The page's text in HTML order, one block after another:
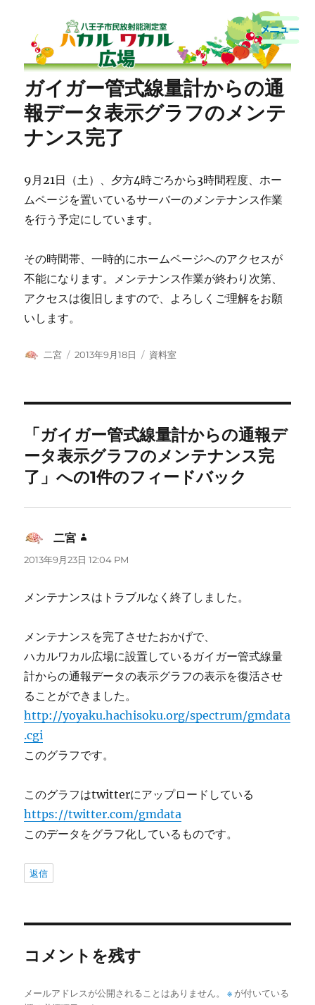
ガイガー管式線量計からの通
報データ表示グラフのメンテ
ナンス完了
9月21日（土）、夕方4時ごろから3時間程度、ホー
ムページを置いているサーバーのメンテナンス作業
を行う予定にしています。
その時間帯、一時的にホームページへのアクセスが
不能になります。メンテナンス作業が終わり次第、
アクセスは復旧しますので、よろしくご理解をお願
いします。
投
二宮
投
2013年9月18日
カ
資料室
「ガイガー管式線量計からの通報デ
ータ表示グラフのメンテナンス完
了」への1件のフィードバック
二宮
り:
2013年9月23日 12:04 PM
メンテナンスはトラブルなく終了しました。
メンテナンスを完了させたおかげで、
ハカルワカル広場に設置しているガイガー管式線量
計からの通報データの表示グラフの表示を復活させ
ることができました。
http://yoyaku.hachisoku.org/spectrum/gmdata
.cgi
このグラフです。
このグラフはtwitterにアップロードしている
https://twitter.com/gmdata
このデータをグラフ化しているものです。
返信
コメントを残す
メールアドレスが公開されることはありません。 ※ が付いている